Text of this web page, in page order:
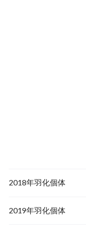
2018年羽化個体
2019年羽化個体